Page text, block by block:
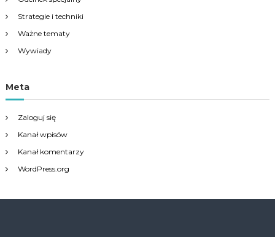
Strategie i techniki
Ważne tematy
Wywiady
Meta
Zaloguj się
Kanał wpisów
Kanał komentarzy
WordPress.org